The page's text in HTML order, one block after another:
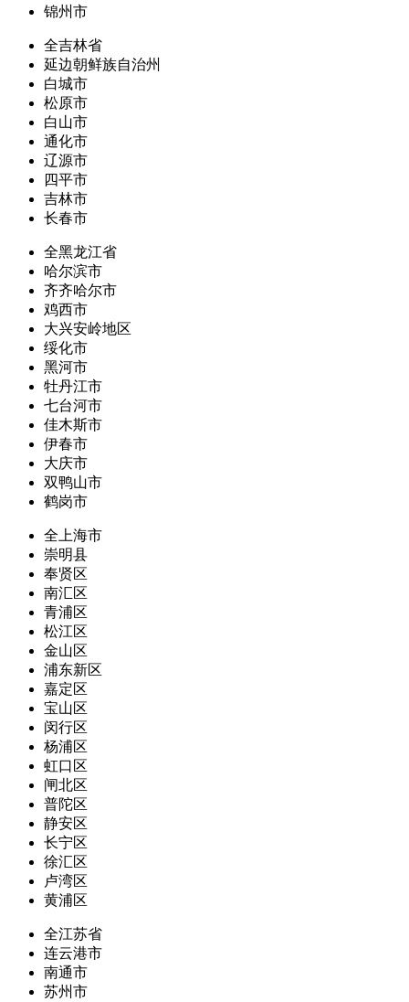
锦州市
全吉林省
延边朝鲜族自治州
白城市
松原市
白山市
通化市
辽源市
四平市
吉林市
长春市
全黑龙江省
哈尔滨市
齐齐哈尔市
鸡西市
大兴安岭地区
绥化市
黑河市
牡丹江市
七台河市
佳木斯市
伊春市
大庆市
双鸭山市
鹤岗市
全上海市
崇明县
奉贤区
南汇区
青浦区
松江区
金山区
浦东新区
嘉定区
宝山区
闵行区
杨浦区
虹口区
闸北区
普陀区
静安区
长宁区
徐汇区
卢湾区
黄浦区
全江苏省
连云港市
南通市
苏州市